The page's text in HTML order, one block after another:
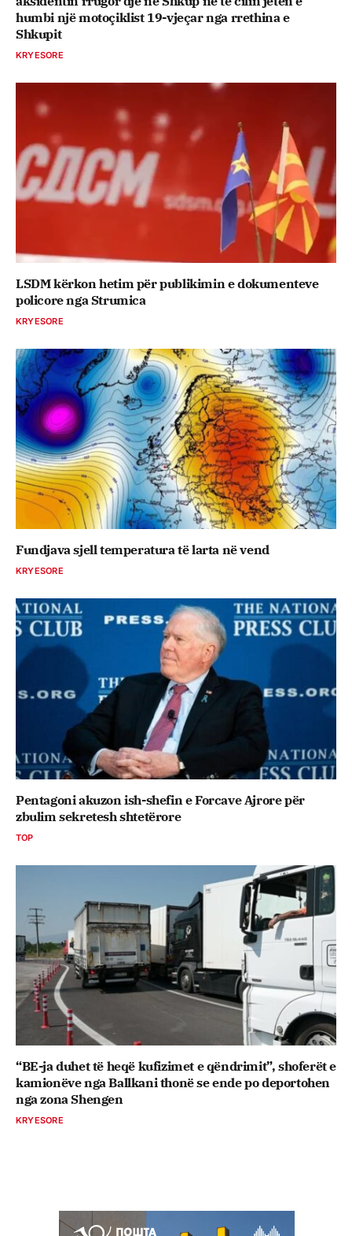
humbi një motoçiklist 19-vjeçar nga rrethina e
Shkupit
KRYESORE
LSDM kërkon hetim për publikimin e dokumenteve
policore nga Strumica
KRYESORE
Fundjava sjell temperatura të larta në vend
KRYESORE
Pentagoni akuzon ish-shefin e Forcave Ajrore për
zbulim sekretesh shtetërore
TOP
“BE-ja duhet të heqë kufizimet e qëndrimit”, shoferët e
kamionëve nga Ballkani thonë se ende po deportohen
nga zona Shengen
KRYESORE